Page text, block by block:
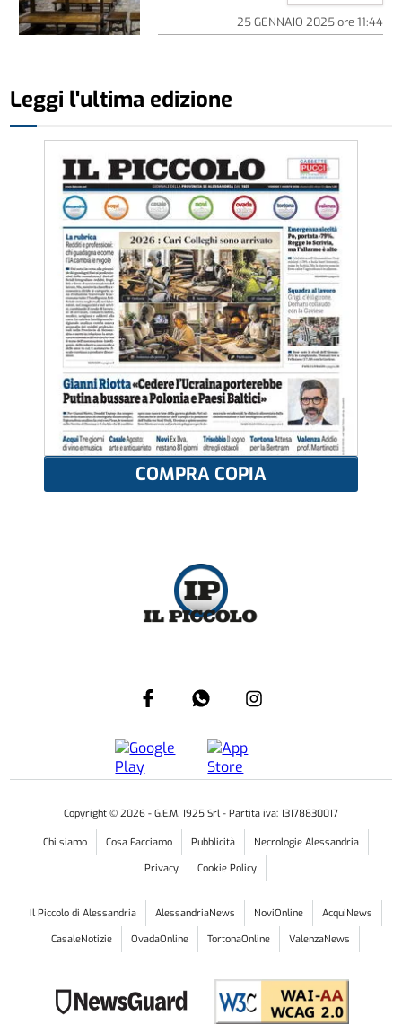
25 GENNAIO 2025ore 11:44
Leggi l'ultima edizione
COMPRA COPIA
Copyright © 2026 - G.E.M. 1925 Srl - Partita iva: 13178830017
Chi siamo Cosa Facciamo Pubblicità
Necrologie Alessandria
Privacy
Cookie Policy
Il Piccolo di Alessandria AlessandriaNews NoviOnline
AcquiNews
CasaleNotizie
OvadaOnline TortonaOnline ValenzaNews